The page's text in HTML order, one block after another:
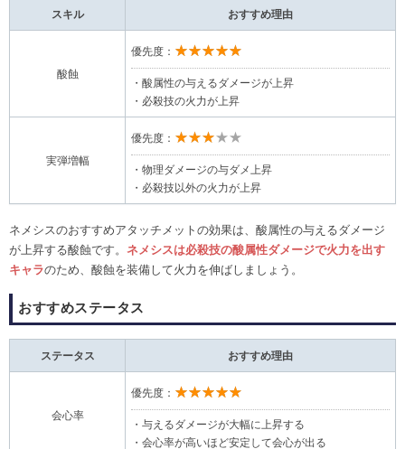
スキル おすすめ理由
酸蝕
優先度： ★★★★★
・酸属性の与えるダメージが上昇
・必殺技の火力が上昇
実弾増幅
優先度： ★★★★★
・物理ダメージの与ダメ上昇
・必殺技以外の火力が上昇
ネメシスのおすすめアタッチメットの効果は、酸属性の与えるダメージ
が上昇する酸蝕です。 ネメシスは必殺技の酸属性ダメージで火力を出す
キャラのため、酸蝕を装備して火力を伸ばしましょう。
おすすめステータス
ステータス おすすめ理由
会心率
優先度： ★★★★★
・与えるダメージが大幅に上昇する
・会心率が高いほど安定して会心が出る